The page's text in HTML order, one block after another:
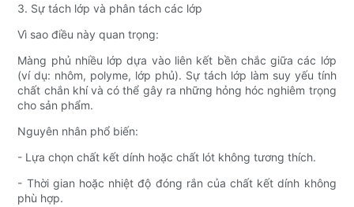
3. Sự tách lớp và phân tách các lớp
Vì sao điều này quan trọng:
Màng phủ nhiều lớp dựa vào liên kết bền chắc giữa các lớp
(ví dụ: nhôm, polyme, lớp phủ). Sự tách lớp làm suy yếu tính
chất chắn khí và có thể gây ra những hỏng hóc nghiêm trọng
cho sản phẩm.
Nguyên nhân phổ biến:
- Lựa chọn chất kết dính hoặc chất lót không tương thích.
- Thời gian hoặc nhiệt độ đóng rắn của chất kết dính không
phù hợp.